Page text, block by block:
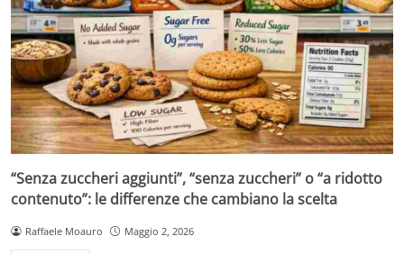
“Senza zuccheri aggiunti”, “senza zuccheri” o “a ridotto
contenuto”: le differenze che cambiano la scelta
Raffaele Moauro Maggio 2, 2026